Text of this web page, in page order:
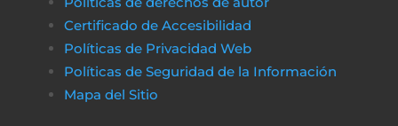
Certificado de Accesibilidad
Políticas de Privacidad Web
Políticas de Seguridad de la Información
Mapa del Sitio